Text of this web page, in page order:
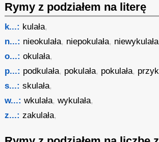
Rymy z podziałem na literę
k...: kulała,
n...: nieokulała, niepokulała, niewykulała
o...: okulała,
p...: podkulała, pokulała, pokulała,
s...: skulała,
w...: wkulała,wykulała,
z...: zakulała,